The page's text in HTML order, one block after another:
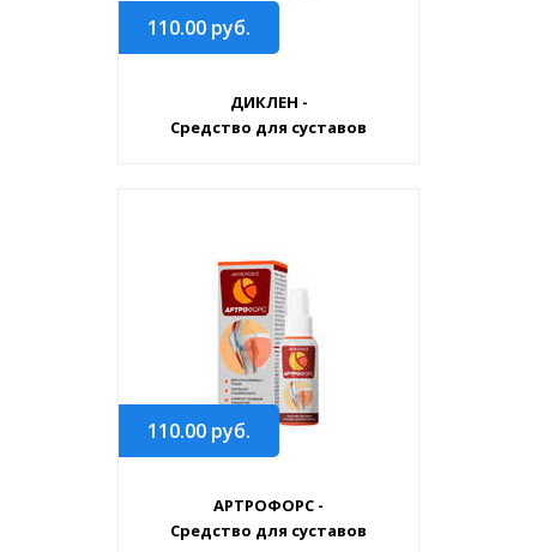
110.00 руб.
ДИКЛЕН -
Средство для суставов
110.00 руб.
АРТРОФОРС -
Средство для суставов